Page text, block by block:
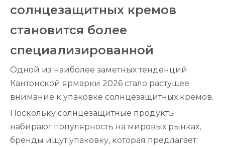
солнцезащитных кремов
становится более
специализированной
Одной из наиболее заметных тенденций
Кантонской ярмарки 2026 стало растущее
внимание к упаковке солнцезащитных кремов.
Поскольку солнцезащитные продукты
набирают популярность на мировых рынках,
бренды ищут упаковку, которая предлагает: